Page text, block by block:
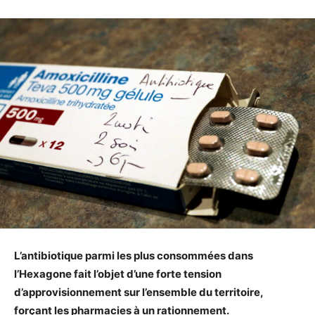
L’antibiotique parmi les plus consommées dans
l’Hexagone fait l’objet d’une forte tension
d’approvisionnement sur l’ensemble du territoire,
forçant les pharmacies à un rationnement.